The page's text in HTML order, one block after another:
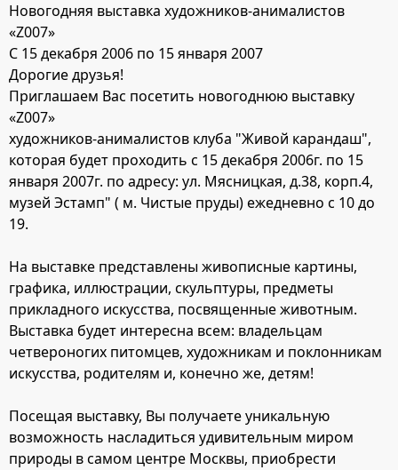
ы
а
Новогодняя выставка художников-анималистов
«Z007»
C 15 декабря 2006 по 15 января 2007
Дорогие друзья!
Приглашаем Вас посетить новогоднюю выставку
«Z007»
художников-анималистов клуба "Живой карандаш",
которая будет проходить с 15 декабря 2006г. по 15
января 2007г. по адресу: ул. Мясницкая, д.38, корп.4,
музей Эстамп" ( м. Чистые пруды) ежедневно с 10 до
19.
На выставке представлены живописные картины,
графика, иллюстрации, скульптуры, предметы
прикладного искусства, посвященные животным.
Выставка будет интересна всем: владельцам
четвероногих питомцев, художникам и поклонникам
искусства, родителям и, конечно же, детям!
Посещая выставку, Вы получаете уникальную
возможность насладиться удивительным миром
природы в самом центре Москвы, приобрести